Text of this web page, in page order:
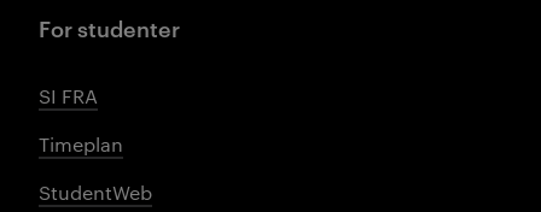
For studenter
SI FRA
Timeplan
StudentWeb